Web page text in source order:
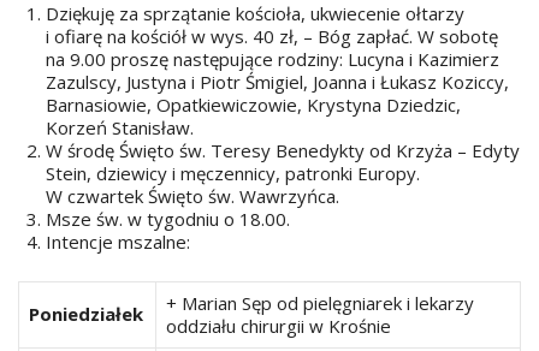
Dziękuję za sprzątanie kościoła, ukwiecenie ołtarzy
i ofiarę na kościół w wys. 40 zł, – Bóg zapłać. W sobotę
na 9.00 proszę następujące rodziny: Lucyna i Kazimierz
Zazulscy, Justyna i Piotr Śmigiel, Joanna i Łukasz Koziccy,
Barnasiowie, Opatkiewiczowie, Krystyna Dziedzic,
Korzeń Stanisław.
W środę Święto św. Teresy Benedykty od Krzyża – Edyty
Stein, dziewicy i męczennicy, patronki Europy.
W czwartek Święto św. Wawrzyńca.
Msze św. w tygodniu o 18.00.
Intencje mszalne:
Poniedziałek
+ Marian Sęp od pielęgniarek i lekarzy
oddziału chirurgii w Krośnie